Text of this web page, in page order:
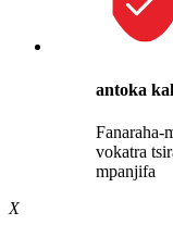
antoka
Fanaraha-
vokatra
mpanjifa
X